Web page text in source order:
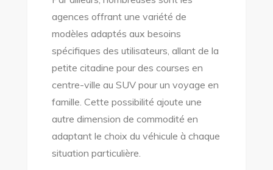
agences offrant une variété de
modèles adaptés aux besoins
spécifiques des utilisateurs, allant de la
petite citadine pour des courses en
centre-ville au SUV pour un voyage en
famille. Cette possibilité ajoute une
autre dimension de commodité en
adaptant le choix du véhicule à chaque
situation particulière.